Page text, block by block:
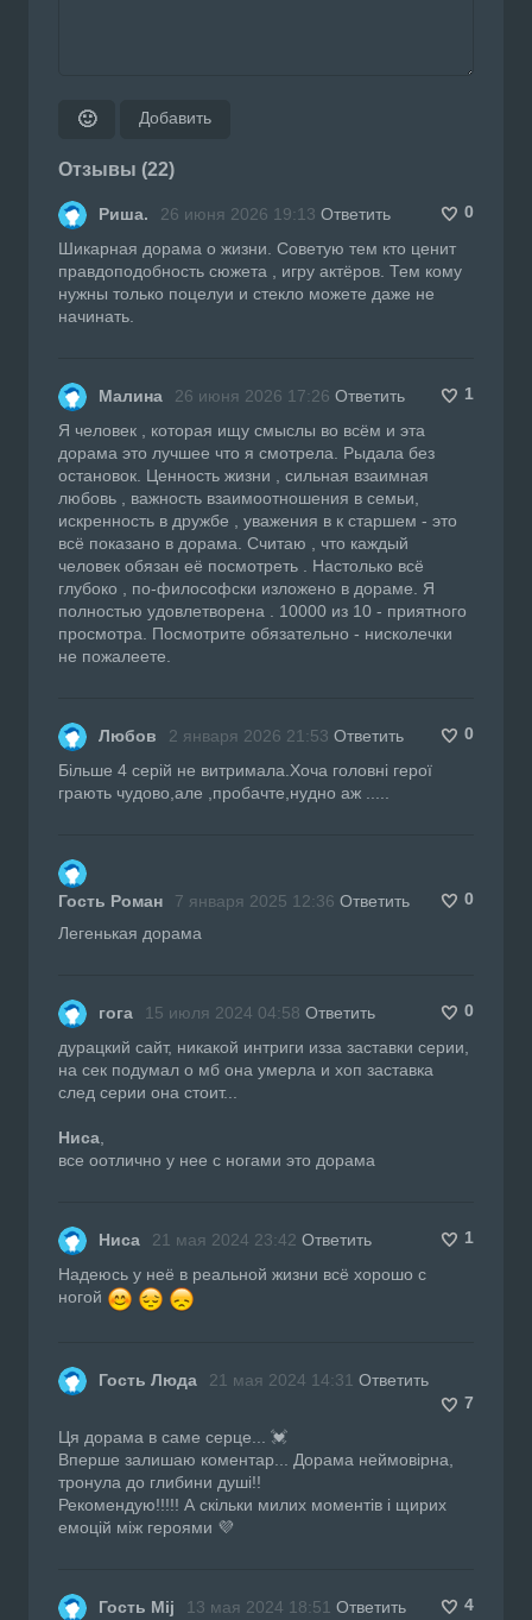
🙂 Добавить
Отзывы (22)
Риша. 26 июня 2026 19:13 Ответить
0
Шикарная дорама о жизни. Советую тем кто ценит
правдоподобность сюжета , игру актёров. Тем кому
нужны только поцелуи и стекло можете даже не
начинать.
Малина 26 июня 2026 17:26 Ответить
1
Я человек , которая ищу смыслы во всём и эта
дорама это лучшее что я смотрела. Рыдала без
остановок. Ценность жизни , сильная взаимная
любовь , важность взаимоотношения в семьи,
искренность в дружбе , уважения в к старшем - это
всё показано в дорама. Считаю , что каждый
человек обязан её посмотреть . Настолько всё
глубоко , по-философски изложено в дораме. Я
полностью удовлетворена . 10000 из 10 - приятного
просмотра. Посмотрите обязательно - нисколечки
не пожалеете.
Любов 2 января 2026 21:53 Ответить
0
Більше 4 серій не витримала.Хоча головні герої
грають чудово,але ,пробачте,нудно аж .....
Гость Роман 7 января 2025 12:36 Ответить
0
Легенькая дорама
гога 15 июля 2024 04:58 Ответить
0
дурацкий сайт, никакой интриги изза заставки серии,
на сек подумал о мб она умерла и хоп заставка
след серии она стоит...
Ниса
все оотлично у нее с ногами это дорама
Ниса 21 мая 2024 23:42 Ответить
1
Надеюсь у неё в реальной жизни всё хорошо с
ногой
Гость Люда 21 мая 2024 14:31 Ответить
7
Ця дорама в саме серце... 💓
Вперше залишаю коментар... Дорама неймовірна,
тронула до глибини душі!!
Рекомендую!!!!! А скільки милих моментів і щирих
емоцій між героями 💜
Гость Mij 13 мая 2024 18:51 Ответить
4